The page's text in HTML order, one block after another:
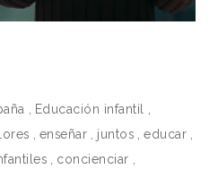
, Educación infantil ,
, enseñar , juntos , educar ,
, concienciar ,